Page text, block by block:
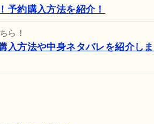
予約購入方法を紹介！
ら！
入方法や中身ネタバレを紹介しま